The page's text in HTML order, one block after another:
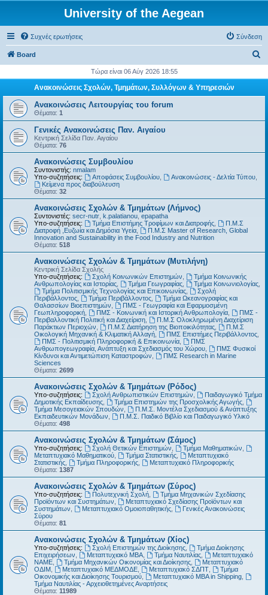
University of the Aegean
Συχνές ερωτήσεις Σύνδεση
Board
ζ
σ
Τώρα είναι 06 Αύγ 2026 18:55
Ανακοινώσεις Σχολών, Τμημάτων, Συλλόγων & Υπηρεσιών
Ανακοινώσεις Λειτουργίας του forum
Θέματα: 1
Γενικές Ανακοινώσεις Παν. Αιγαίου
Κεντρική Σελίδα Παν. Αιγαίου
Θέματα: 76
Ανακοινώσεις Συμβουλίου
Συντονιστής: nmalam
Υπο-συζητήσεις:
Αποφάσεις Συμβουλίου, Ανακοινώσεις - Δελτία Τύπου,
Kείμενα προς διαβούλευση
Θέματα: 32
Ανακοινώσεις Σχολών & Τμημάτων (Λήμνος)
Συντονιστές: secr-nutr k.palatianou epapatha
Υπο-συζητήσεις:
Τμήμα Επιστήμης Τροφίμων και Διατροφής,
Π.Μ.Σ
Διατροφή ,Ευζωία και Δημόσια Υγεία
Π.Μ.Σ Master of Research, Global
Innovation and Sustainability in the Food Industry and Nutrition
Θέματα: 518
Ανακοινώσεις Σχολών & Τμημάτων (Μυτιλήνη)
Κεντρική Σελίδα Σχολής
Υπο-συζητήσεις:
Σχολή Κοινωνικών Επιστημών
Τμήμα Κοινωνικής
Ανθρωπολογίας και Ιστορίας
Τμήμα Γεωγραφίας, Τμήμα Κοινωνιολογίας,
Τμήμα Πολιτισμικής Τεχνολογίας και Επικοινωνίας,
Σχολή
Περιβάλλοντος
Τμήμα Περιβάλλοντος,
Τμήμα Ωκεανογραφίας και
Θαλασσίων Βιοεπιστημών
ΠΜΣ - Γεωγραφία και Εφαρμοσμένη
Γεωπληροφορική
ΠΜΣ - Κοινωνική και Ιστορική Ανθρωπολογία,
ΠΜΣ -
Περιβαλλοντική Πολιτική και Διαχείριση
Π.Μ.Σ Ολοκληρωμένη Διαχείριση
Παράκτιων Περιοχών
Π.Μ.Σ Διατήρηση της Βιοποικιλότητας,
Π.Μ.Σ
Οικολογική Μηχανική & Κλιματική Αλλαγή
ΠΜΣ Επιστήμες Περιβάλλοντος,
ΠΜΣ - Πολιτισμική Πληροφορική & Επικοινωνία,
ΠΜΣ
Ανθρωπογεωγραφία, Ανάπτυξη και Σχεδιασμός του Χώρου
ΠΜΣ Φυσικοί
Κίνδυνοι και Αντιμετώπιση Καταστροφών
ΠΜΣ Research in Marine
Sciences
Θέματα: 2699
Ανακοινώσεις Σχολών & Τμημάτων (Ρόδος)
Υπο-συζητήσεις: Σχολή Ανθρωπιστικών Επιστημών
Παιδαγωγικό Τμήμα
Δημοτικής Εκπαίδευσης
Τμήμα Επιστημών της Προσχολικής Αγωγής,
Τμήμα Μεσογειακών Σπουδών
Π.Μ.Σ. Μοντέλα Σχεδιασμού & Ανάπτυξης
Εκπαιδευτικών Μονάδων
Π.Μ.Σ. Παιδικό Βιβλίο και Παιδαγωγικό Υλικό
Θέματα: 498
Ανακοινώσεις Σχολών & Τμημάτων (Σάμος)
Υπο-συζητήσεις: Σχολή Θετικών Επιστημών Τμήμα Μαθηματικών
Μεταπτυχιακό Μαθηματικού
Τμήμα Στατιστικής,
Μεταπτυχιακό
Στατιστικής
Τμήμα Πληροφορικής,
Μεταπτυχιακό Πληροφορικής
Θέματα: 1387
Ανακοινώσεις Σχολών & Τμημάτων (Σύρος)
Υπο-συζητήσεις: Πολυτεχνική Σχολή,
Τμήμα Μηχανικών Σχεδίασης
Προϊόντων και Συστημάτων
Μεταπτυχιακό Σχεδίασης Προϊόντων και
Συστημάτων
Μεταπτυχιακό Ομοιοπαθητικής,
Γενικές Ανακοινώσεις
Σύρου
Θέματα: 81
Ανακοινώσεις Σχολών & Τμημάτων (Χίος)
Υπο-συζητήσεις: Σχολή Επιστημών της Διοίκησης,
Τμήμα Διοίκησης
Επιχειρήσεων
Μεταπτυχιακό MBA, Τμήμα Ναυτιλίας,
Μεταπτυχιακό
ΝΑΜΕ
Τμήμα Μηχανικών Οικονομίας και Διοίκησης,
Μεταπτυχιακό
ΟΔΙΜ
Μεταπτυχιακό ΜΕΔΜΟΔΕ, Μεταπτυχιακό ΣΔΠΤ,
Τμήμα
Οικονομικής και Διοίκησης Τουρισμού
Μεταπτυχιακό MBA in Shipping,
Τμήμα Ναυτιλίας - Αρχειοθετημένες Αναρτήσεις
Θέματα: 11989